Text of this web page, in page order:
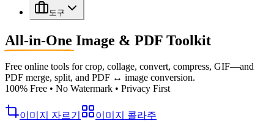
도구
All-in-One Image & PDF Toolkit
Free online tools for crop, collage, convert, compress, GIF—and
PDF merge, split, and PDF ↔ image conversion.
100% Free • No Watermark • Privacy First
이미지 자르기 이미지 콜라주